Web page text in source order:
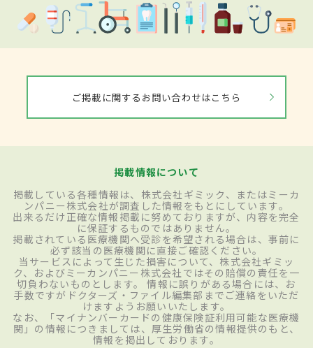
ご掲載に関するお問い合わせはこちら
掲載情報について
掲載している各種情報は、株式会社ギミック、またはミーカ
ンパニー株式会社が調査した情報をもとにしています。
出来るだけ正確な情報掲載に努めておりますが、内容を完全
に保証するものではありません。
掲載されている医療機関へ受診を希望される場合は、事前に
必ず該当の医療機関に直接ご確認ください。
当サービスによって生じた損害について、株式会社ギミッ
ク、およびミーカンパニー株式会社ではその賠償の責任を一
切負わないものとします。 情報に誤りがある場合には、お
手数ですがドクターズ・ファイル編集部までご連絡をいただ
けますようお願いいたします。
なお、「マイナンバーカードの健康保険証利用可能な医療機
関」の情報につきましては、厚生労働省の情報提供のもと、
情報を掲出しております。